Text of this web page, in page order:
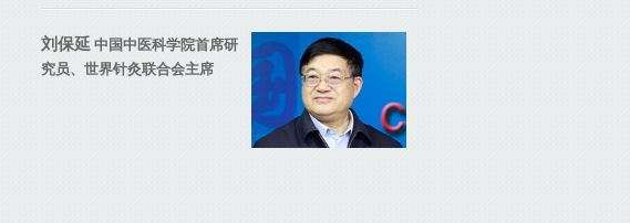
刘保延 中国中医科学院首席研
究员、世界针灸联合会主席